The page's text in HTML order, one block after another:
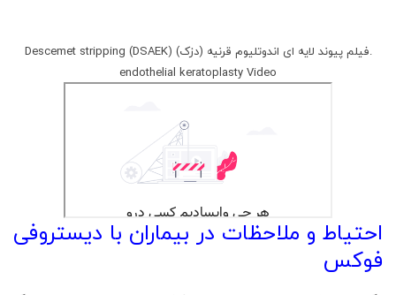
.فیلم پیوند لایه ای اندوتلیوم قرنیه (دزک) (DSAEK) Descemet stripping
endothelial keratoplasty Video
احتیاط و ملاحظات در بیماران با دیستروفی
فوکس